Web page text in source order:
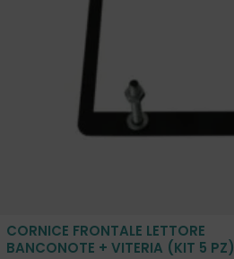
CORNICE FRONTALE LETTORE
BANCONOTE + VITERIA (KIT 5 PZ)